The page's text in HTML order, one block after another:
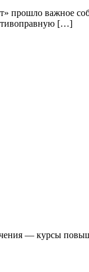
прошло важное
[…]
— курсы